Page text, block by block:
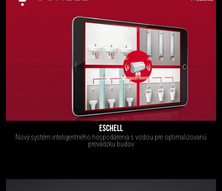
ESCHELL
Nový systém inteligentného hospodárenia s vodou pre optimalizovanú
prevádzku budov